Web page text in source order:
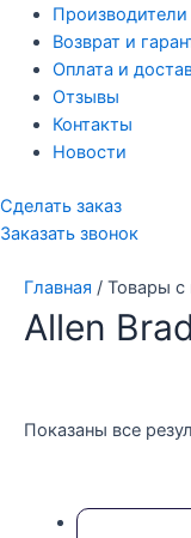
Производители
Возврат и
Оплата и
Отзывы
Контакты
Новости
Сделать заказ
Заказать звонок
Главная / Товары с
Allen
Текстовый поиск
Показаны все